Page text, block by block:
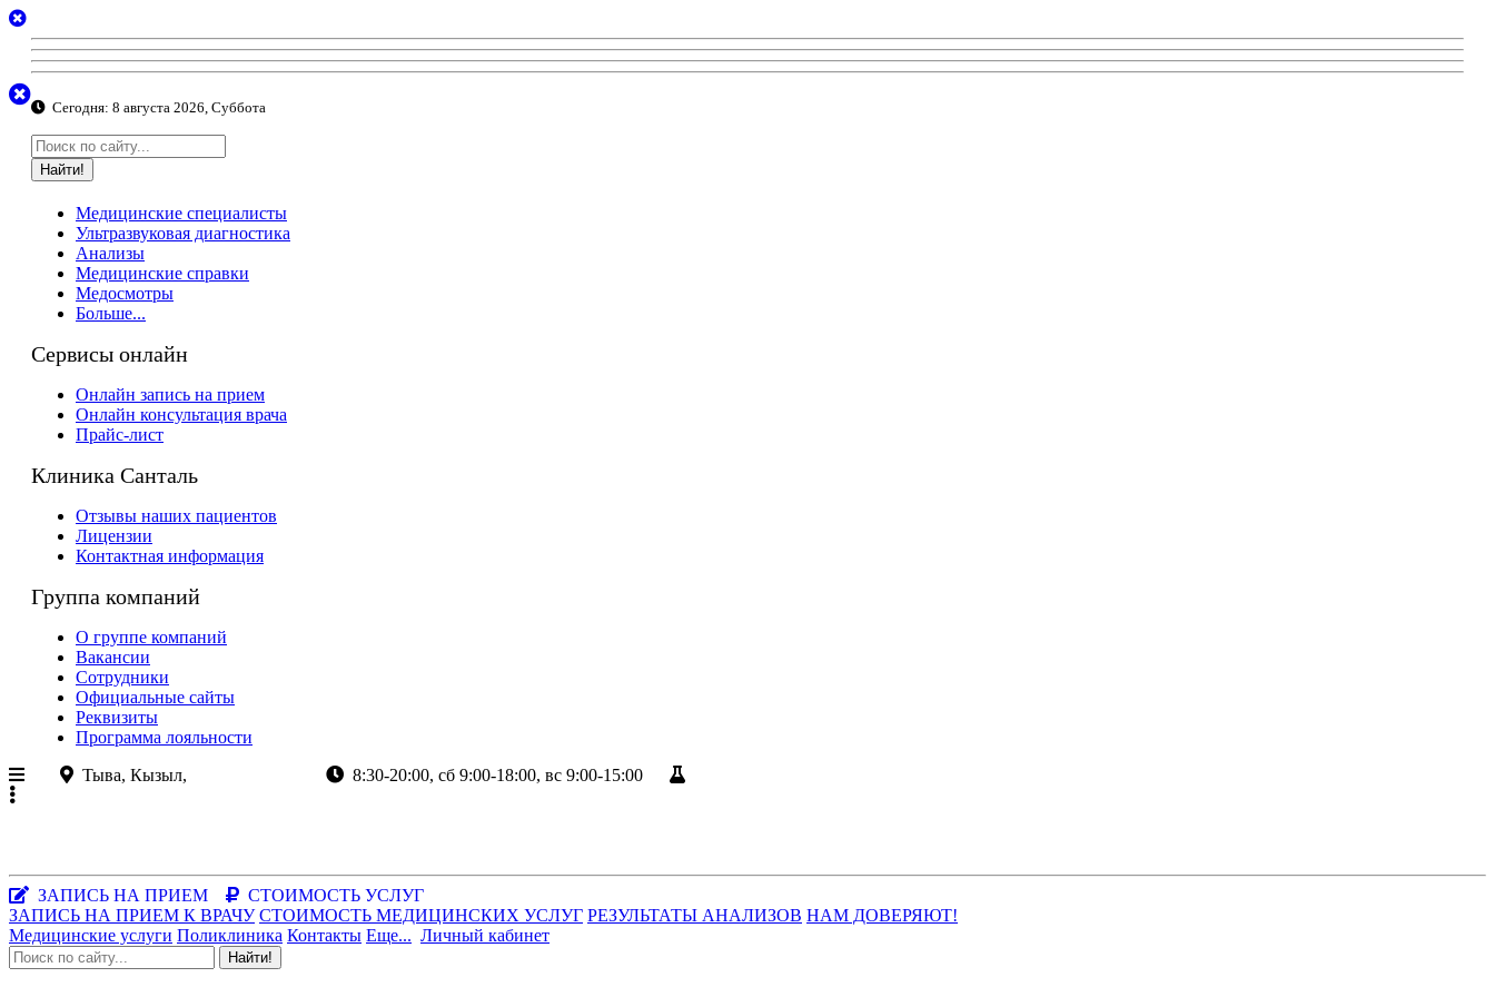
Сегодня: 8 августа 2026, Суббота
Найти!
Медицинские специалисты
Ультразвуковая диагностика
Анализы
Медицинские справки
Медосмотры
Больше...
Сервисы онлайн
Онлайн запись на прием
Онлайн консультация врача
Прайс-лист
Клиника Санталь
Отзывы наших пациентов
Лицензии
Контактная информация
Группа компаний
О группе компаний
Вакансии
Сотрудники
Официальные сайты
Реквизиты
Программа лояльности
Тыва, Кызыл,
8:30-20:00, сб 9:00-18:00, вс 9:00-15:00
ЗАПИСЬ НА ПРИЕМ
СТОИМОСТЬ УСЛУГ
ЗАПИСЬ НА ПРИЕМ К ВРАЧУ СТОИМОСТЬ МЕДИЦИНСКИХ УСЛУГ РЕЗУЛЬТАТЫ АНАЛИЗОВ НАМ ДОВЕРЯЮТ!
Медицинские услуги Поликлиника Контакты Еще... Личный кабинет
Найти!